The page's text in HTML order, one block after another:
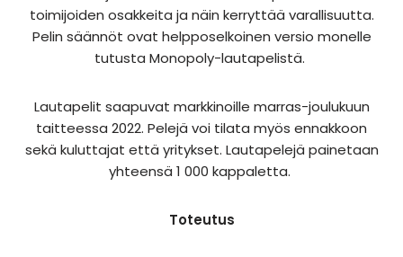
toimijoiden osakkeita ja näin kerryttää varallisuutta.
Pelin säännöt ovat helpposelkoinen versio monelle
tutusta Monopoly-lautapelistä.
Lautapelit saapuvat markkinoille marras-joulukuun
taitteessa 2022. Pelejä voi tilata myös ennakkoon
sekä kuluttajat että yritykset. Lautapelejä painetaan
yhteensä 1 000 kappaletta.
Toteutus